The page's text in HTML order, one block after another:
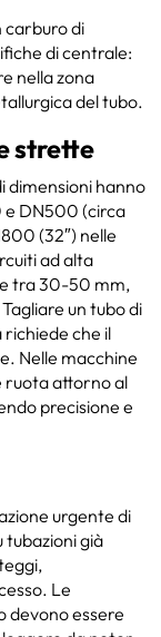
carburo di
di centrale:
nella zona
del tubo.
strette
dimensioni hanno
DN500 (circa
(32″) nelle
ad alta
tra 30-50 mm,
un tubo di
che il
Nelle macchine
ruota attorno al
precisione e
urgente di
già
Le
devono essere